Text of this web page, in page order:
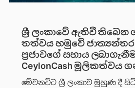
ශ්‍රී ලංකාවේ ඇතිවී තිබෙන
තත්වය හමුවේ ජාත්‍යන්තර
ප්‍රජාවගේ සහාය
CeylonCash මූලිකත්වය
මේවනවිට ශ්‍රී ලංකාව මුහුණ දී